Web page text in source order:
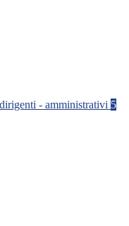
- amministrativi 5